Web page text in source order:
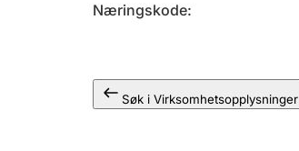
Næringskode
Søk i Virksomhetsopplysninger